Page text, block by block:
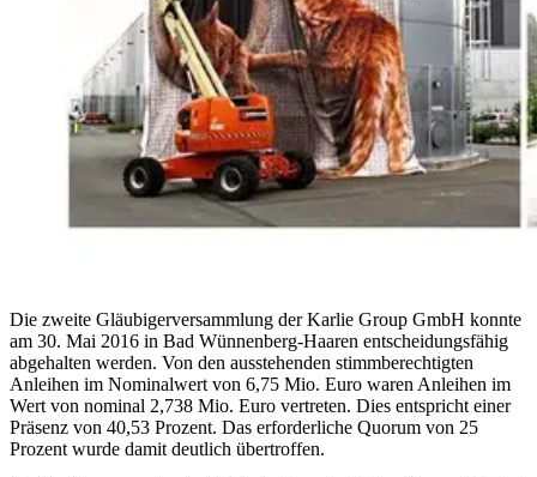
Die zweite Gläubigerversammlung der Karlie Group GmbH konnte
am 30. Mai 2016 in Bad Wünnenberg-Haaren entscheidungsfähig
abgehalten werden. Von den ausstehenden stimmberechtigten
Anleihen im Nominalwert von 6,75 Mio. Euro waren Anleihen im
Wert von nominal 2,738 Mio. Euro vertreten. Dies entspricht einer
Präsenz von 40,53 Prozent. Das erforderliche Quorum von 25
Prozent wurde damit deutlich übertroffen.